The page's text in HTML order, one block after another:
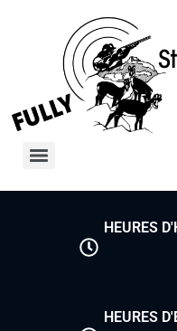
HEURES
HEURES